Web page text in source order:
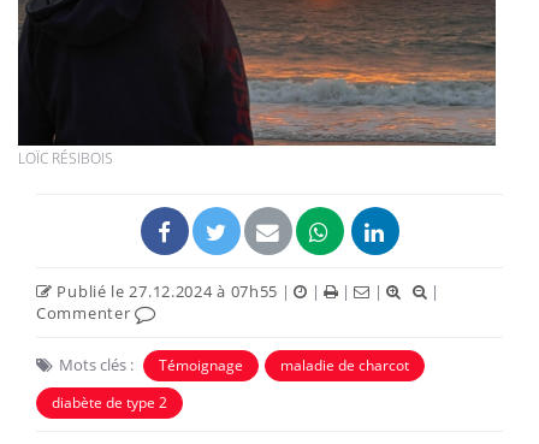
LOÏC RÉSIBOIS
Publié le 27.12.2024 à 07h55 | | | |
|
Commenter
Mots clés : Témoignage
maladie de charcot
diabète de type 2